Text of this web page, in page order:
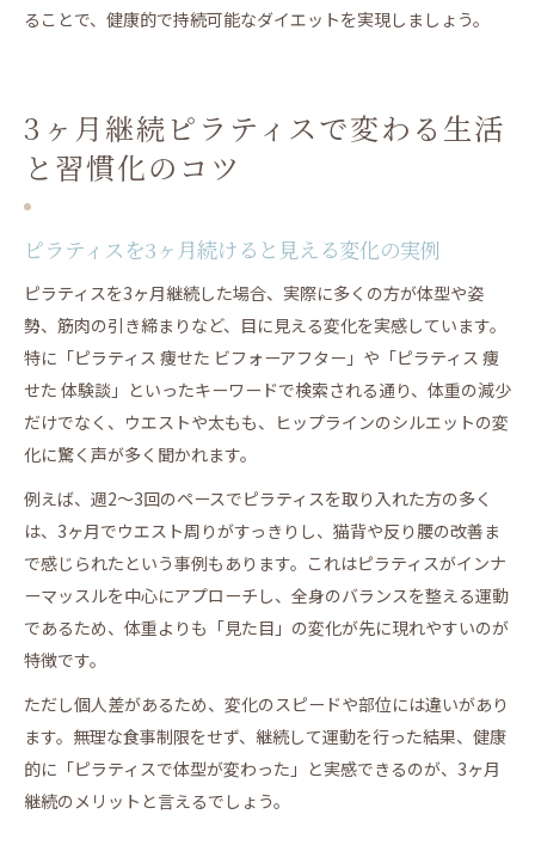
ることで、健康的で持続可能なダイエットを実現しましょう。
3ヶ月継続ピラティスで変わる生活
と習慣化のコツ
ピラティスを3ヶ月続けると見える変化の実例
ピラティスを3ヶ月継続した場合、実際に多くの方が体型や姿
勢、筋肉の引き締まりなど、目に見える変化を実感しています。
特に「ピラティス 痩せた ビフォーアフター」や「ピラティス 痩
せた 体験談」といったキーワードで検索される通り、体重の減少
だけでなく、ウエストや太もも、ヒップラインのシルエットの変
化に驚く声が多く聞かれます。
例えば、週2～3回のペースでピラティスを取り入れた方の多く
は、3ヶ月でウエスト周りがすっきりし、猫背や反り腰の改善ま
で感じられたという事例もあります。これはピラティスがインナ
ーマッスルを中心にアプローチし、全身のバランスを整える運動
であるため、体重よりも「見た目」の変化が先に現れやすいのが
特徴です。
ただし個人差があるため、変化のスピードや部位には違いがあり
ます。無理な食事制限をせず、継続して運動を行った結果、健康
的に「ピラティスで体型が変わった」と実感できるのが、3ヶ月
継続のメリットと言えるでしょう。